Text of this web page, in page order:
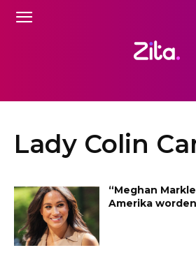
Lady Colin
“Meghan
Amerika